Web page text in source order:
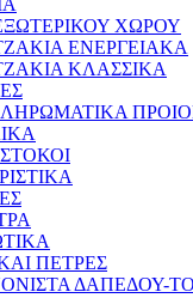
ΧΩΡΟΥ
ΕΝΕΡΓΕΙΑΚΑ
ΚΛΑΣΣΙΚΑ
ΠΕΤΡΕΣ
ΔΑΠΕΔΟΥ-